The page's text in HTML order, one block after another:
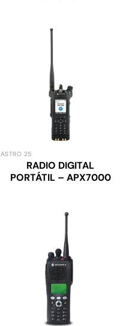
ASTRO 25
RADIO DIGITAL
PORTÁTIL – APX7000